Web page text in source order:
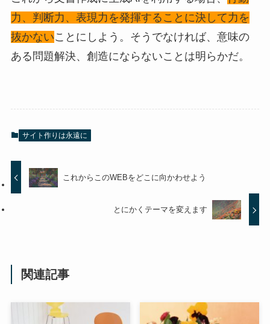
力、判断力、表現力を発揮することに決して力を
抜かないことにしよう。そうでなければ、意味の
ある問題解決、創造にならないことは明らかだ。
サイト作りは永遠に
これからこのWEBをどこに向かわせよう
とにかくテーマを変えます
関連記事